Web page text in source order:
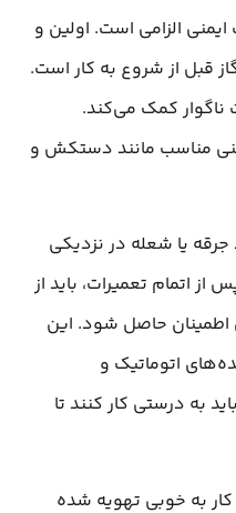
الزامی است. اولین و
قبل از شروع به کار است.
ناگوار کمک می‌کند.
مناسب مانند دستکش و
جرقه یا شعله در نزدیکی
اتمام تعمیرات، باید از
حاصل شود. این
اتوماتیک و
به درستی کار کنند تا
به خوبی تهویه شده